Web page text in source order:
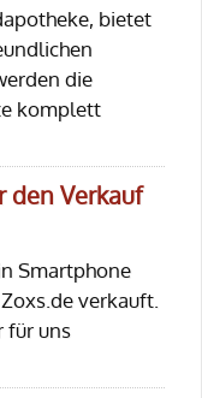
bietet
die
komplett
den Verkauf
Smartphone
verkauft.
für uns